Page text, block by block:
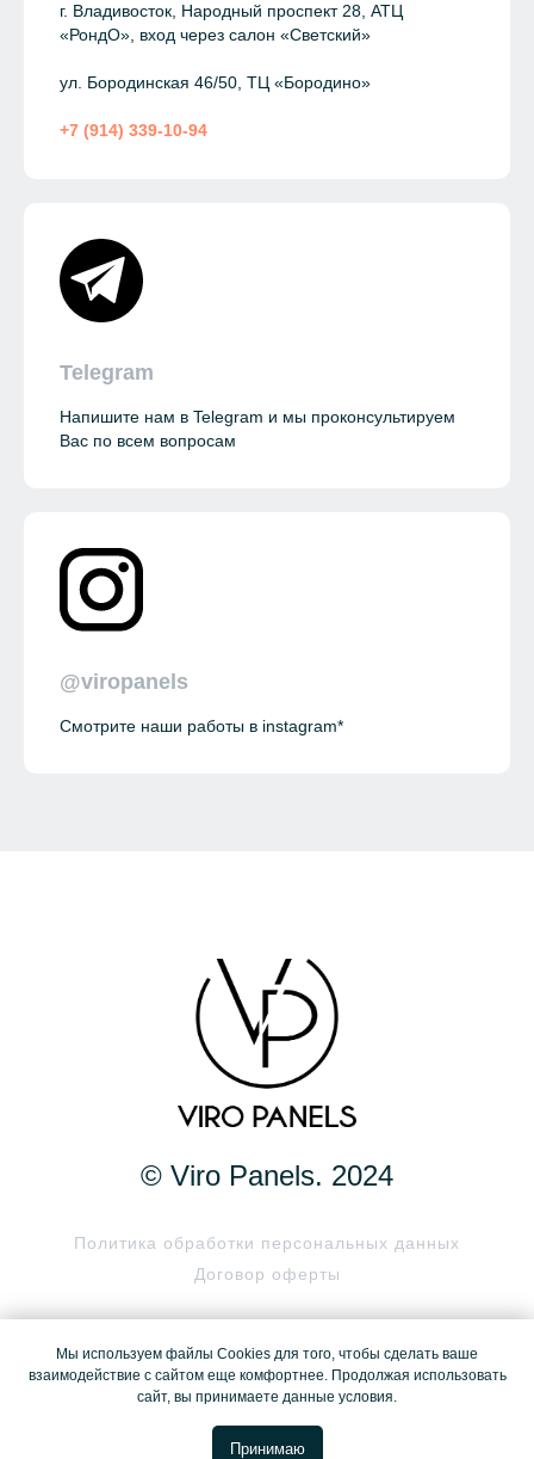
г. Владивосток, Народный проспект 28, АТЦ
«РондО», вход через салон «Светский»
ул. Бородинская 46/50, ТЦ «Бородино»
+7 (914) 339-10-94
Telegram
Напишите нам в Telegram и мы проконсультируем
Вас по всем вопросам
@viropanels
Смотрите наши работы в instagram*
© Viro Panels. 2024
Политика обработки персональных данных
Договор оферты
экстремистской организацией и запрещенной в РФ
Связаться с нами
Мы используем файлы Cookies для того, чтобы сделать ваше
взаимодействие с сайтом еще комфортнее. Продолжая использовать
сайт, вы принимаете данные условия.
Принимаю